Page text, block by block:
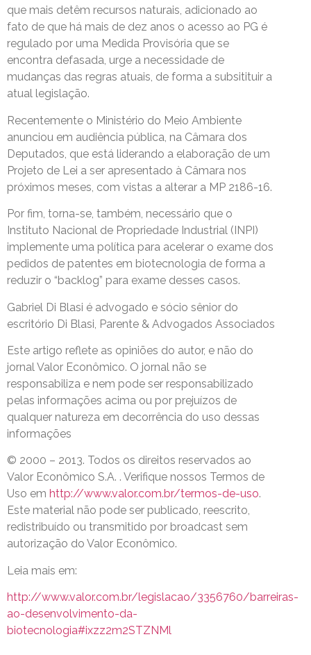
que mais detêm recursos naturais, adicionado ao
fato de que há mais de dez anos o acesso ao PG é
regulado por uma Medida Provisória que se
encontra defasada, urge a necessidade de
mudanças das regras atuais, de forma a subsitituir a
atual legislação.
Recentemente o Ministério do Meio Ambiente
anunciou em audiência pública, na Câmara dos
Deputados, que está liderando a elaboração de um
Projeto de Lei a ser apresentado à Câmara nos
próximos meses, com vistas a alterar a MP 2186-16.
Por fim, torna-se, também, necessário que o
Instituto Nacional de Propriedade Industrial (INPI)
implemente uma política para acelerar o exame dos
pedidos de patentes em biotecnologia de forma a
reduzir o “backlog” para exame desses casos.
Gabriel Di Blasi é advogado e sócio sênior do
escritório Di Blasi, Parente & Advogados Associados
Este artigo reflete as opiniões do autor, e não do
jornal Valor Econômico. O jornal não se
responsabiliza e nem pode ser responsabilizado
pelas informações acima ou por prejuízos de
qualquer natureza em decorrência do uso dessas
informações
© 2000 – 2013. Todos os direitos reservados ao
Valor Econômico S.A. . Verifique nossos Termos de
Uso em http://www.valor.com.br/termos-de-uso.
Este material não pode ser publicado, reescrito,
redistribuído ou transmitido por broadcast sem
autorização do Valor Econômico.
Leia mais em:
http://www.valor.com.br/legislacao/3356760/barreiras-
ao-desenvolvimento-da-
biotecnologia#ixzz2m2STZNMl